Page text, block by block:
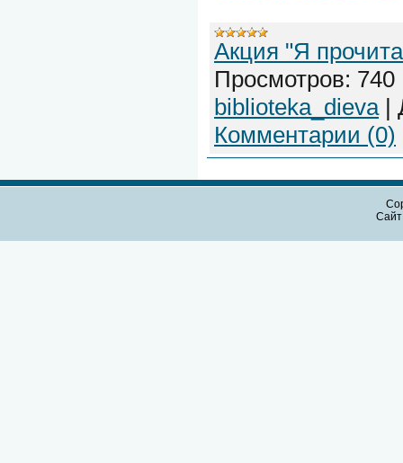
Акция "Я
Просмотров: 740
biblioteka_dieva|
Комментарии (0)